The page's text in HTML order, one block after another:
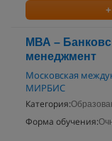
МВА –
менеджмент
Московская
МИРБИС
Категория:
Форма обучения: